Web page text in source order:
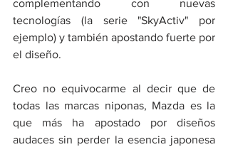
complementando con nuevas
tecnologías (la serie "SkyActiv" por
ejemplo) y también apostando fuerte por
el diseño.
Creo no equivocarme al decir que de
todas las marcas niponas, Mazda es la
que más ha apostado por diseños
audaces sin perder la esencia japonesa